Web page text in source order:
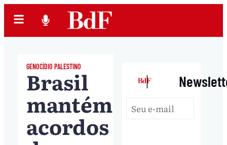
GENOCÍDIO PALESTINO
Brasil
mantém
acordos
|